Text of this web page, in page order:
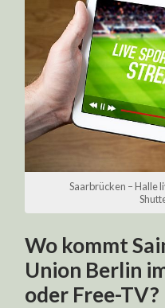
Saarbrücken – Halle
Wo kommt
Union Berlin
oder Free-TV?